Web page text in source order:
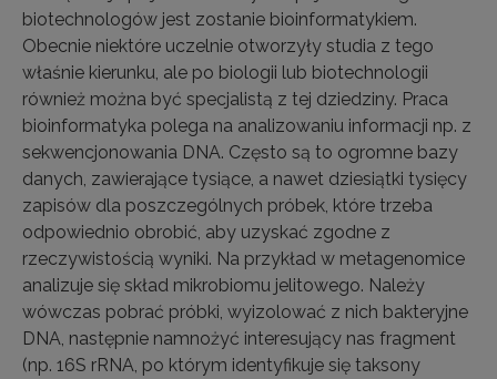
biotechnologów jest zostanie bioinformatykiem.
Obecnie niektóre uczelnie otworzyły studia z tego
właśnie kierunku, ale po biologii lub biotechnologii
również można być specjalistą z tej dziedziny. Praca
bioinformatyka polega na analizowaniu informacji np. z
sekwencjonowania DNA. Często są to ogromne bazy
danych, zawierające tysiące, a nawet dziesiątki tysięcy
zapisów dla poszczególnych próbek, które trzeba
odpowiednio obrobić, aby uzyskać zgodne z
rzeczywistością wyniki. Na przykład w metagenomice
analizuje się skład mikrobiomu jelitowego. Należy
wówczas pobrać próbki, wyizolować z nich bakteryjne
DNA, następnie namnożyć interesujący nas fragment
(np. 16S rRNA, po którym identyfikuje się taksony